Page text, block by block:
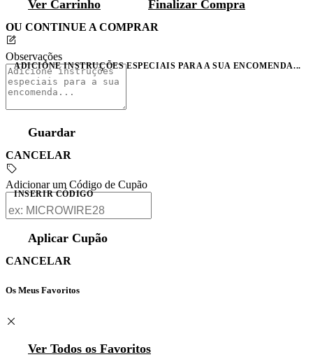
Ver Carrinho Finalizar Compra
OU CONTINUE A COMPRAR
Observações
ADICIONE INSTRUÇÕES ESPECIAIS PARA A SUA ENCOMENDA...
Guardar
CANCELAR
Adicionar um Código de Cupão
INSERIR CÓDIGO
Aplicar Cupão
CANCELAR
Os Meus Favoritos
Ver Todos os Favoritos